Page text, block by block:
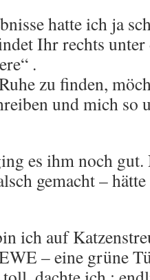
hatte ich ja
Ihr rechts
.
zu finden,
und mich so
es ihm noch
gemacht –
ich auf
– eine grüne